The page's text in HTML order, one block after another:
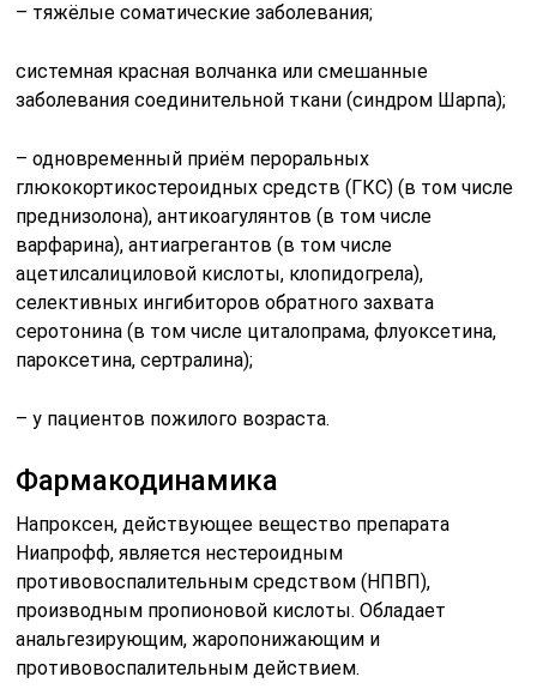
– тяжёлые соматические заболевания;
системная красная волчанка или смешанные
заболевания соединительной ткани (синдром Шарпа);
– одновременный приём пероральных
глюкокортикостероидных средств (ГКС) (в том числе
преднизолона), антикоагулянтов (в том числе
варфарина), антиагрегантов (в том числе
ацетилсалициловой кислоты, клопидогрела),
селективных ингибиторов обратного захвата
серотонина (в том числе циталопрама, флуоксетина,
пароксетина, сертралина);
– у пациентов пожилого возраста.
Фармакодинамика
Напроксен, действующее вещество препарата
Ниапрофф, является нестероидным
противовоспалительным средством (HПBП),
производным пропионовой кислоты. Обладает
анальгезирующим, жаропонижающим и
противовоспалительным действием.